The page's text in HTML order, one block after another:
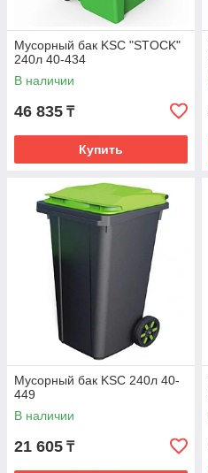
Мусорный бак KSC "STOCK"
240л 40-434
В наличии
46 835 ₸
Купить
Мусорный бак KSC 240л 40-
449
В наличии
21 605 ₸